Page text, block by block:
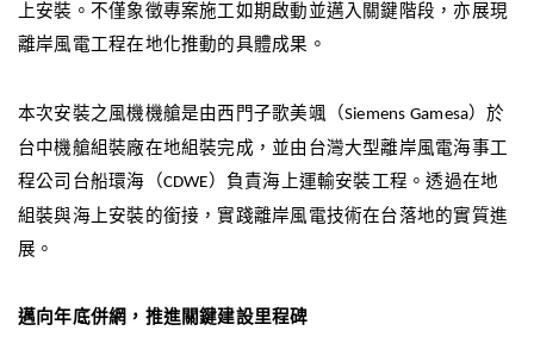
上安裝。不僅象徵專案施工如期啟動並邁入關鍵階段，亦展現
離岸風電工程在地化推動的具體成果。
本次安裝之風機機艙是由西門子歌美颯（Siemens Gamesa）於
台中機艙組裝廠在地組裝完成，並由台灣大型離岸風電海事工
程公司台船環海（CDWE）負責海上運輸安裝工程。透過在地
組裝與海上安裝的銜接，實踐離岸風電技術在台落地的實質進
展。
邁向年底併網，推進關鍵建設里程碑